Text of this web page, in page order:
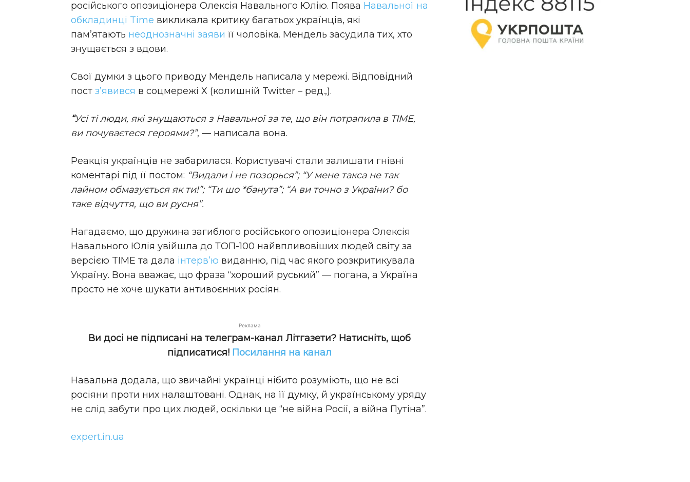
російського опозиціонера Олексія Навального Юлію. Поява Навальної на
обкладинці Time викликала критику багатьох українців, які
пам’ятають неоднозначні заяви її чоловіка. Мендель засудила тих, хто
знущається з вдови.
Свої думки з цього приводу Мендель написала у мережі. Відповідний
пост з’явився в соцмережі Х (колишній Twitter – ред.,).
“Усі ті люди, які знущаються з Навальної за те, що він потрапила в TIME,
ви почуваєтеся героями?”, — написала вона.
Реакція українців не забарилася. Користувачі стали залишати гнівні
коментарі під її постом: “Видали і не позорься”; “У мене такса не так
лайном обмазується як ти!”; “Ти шо *банута”; “А ви точно з України? бо
таке відчуття, що ви русня”.
Нагадаємо, що дружина загиблого російського опозиціонера Олексія
Навального Юлія увійшла до ТОП-100 найвпливовіших людей світу за
версією TIME та дала інтерв’ю виданню, під час якого розкритикувала
Україну. Вона вважає, що фраза “хороший руський” — погана, а Україна
просто не хоче шукати антивоєнних росіян.
Реклама
Ви досі не підписані на телеграм-канал Літгазети? Натисніть, щоб
підписатися! Посилання на канал
Навальна додала, що звичайні українці нібито розуміють, що не всі
росіяни проти них налаштовані. Однак, на її думку, й українському уряду
не слід забути про цих людей, оскільки це “не війна Росії, а війна Путіна”.
expert.in.ua